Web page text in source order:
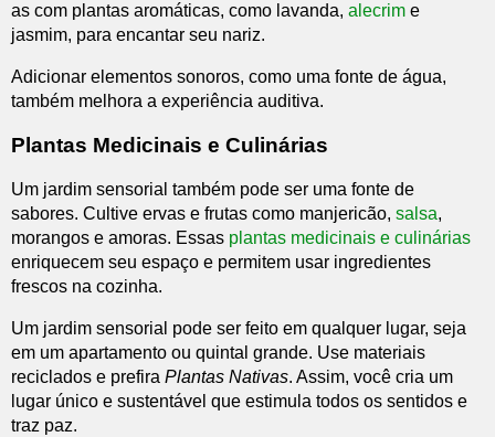
as com plantas aromáticas, como lavanda, alecrim e
jasmim, para encantar seu nariz.
Adicionar elementos sonoros, como uma fonte de água,
também melhora a experiência auditiva.
Plantas Medicinais e Culinárias
Um jardim sensorial também pode ser uma fonte de
sabores. Cultive ervas e frutas como manjericão, salsa,
morangos e amoras. Essas plantas medicinais e culinárias
enriquecem seu espaço e permitem usar ingredientes
frescos na cozinha.
Um jardim sensorial pode ser feito em qualquer lugar, seja
em um apartamento ou quintal grande. Use materiais
reciclados e prefira Plantas Nativas. Assim, você cria um
lugar único e sustentável que estimula todos os sentidos e
traz paz.